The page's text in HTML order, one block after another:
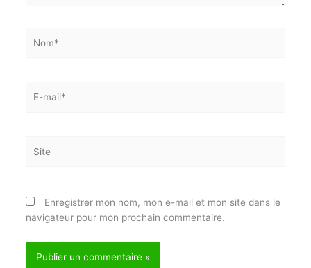
mail*
Enregistrer mon nom, mon e-mail et mon site dans
le navigateur pour mon prochain commentaire.